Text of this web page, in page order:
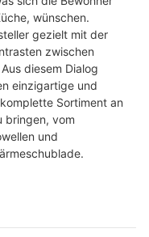
wünschen.
gezielt mit der
zwischen
diesem Dialog
einzigartige und
Sortiment an
bringen, vom
und